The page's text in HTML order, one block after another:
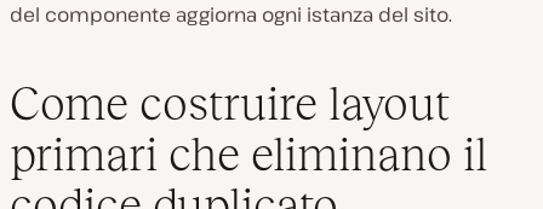
del componente aggiorna ogni istanza del sito.
Come costruire layout
primari che eliminano il